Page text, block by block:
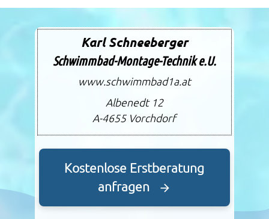
Karl Schneeberger
Schwimmbad-Montage-Technik e.U.
www.schwimmbad1a.at
Albenedt 12
A-4655 Vorchdorf
Kostenlose Erstberatung
anfragen